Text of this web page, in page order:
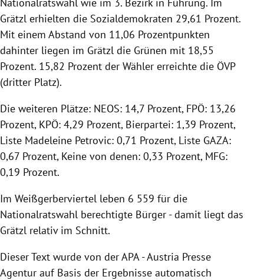
Untermenü
Untermenü
Untermenü
Untermenü
Grätzl erhielten die Sozialdemokraten 29,61 Prozent.
Mit einem Abstand von 11,06 Prozentpunkten
dahinter liegen im Grätzl die Grünen mit 18,55
Prozent. 15,82 Prozent der Wähler erreichte die ÖVP
(dritter Platz).
Die weiteren Plätze: NEOS: 14,7 Prozent, FPÖ: 13,26
Prozent, KPÖ: 4,29 Prozent, Bierpartei: 1,39 Prozent,
Liste Madeleine Petrovic: 0,71 Prozent, Liste GAZA:
0,67 Prozent, Keine von denen: 0,33 Prozent, MFG:
0,19 Prozent.
Im Weißgerberviertel leben 6 559 für die
Nationalratswahl berechtigte Bürger - damit liegt das
Grätzl relativ im Schnitt.
Dieser Text wurde von der APA - Austria Presse
Agentur auf Basis der Ergebnisse automatisch